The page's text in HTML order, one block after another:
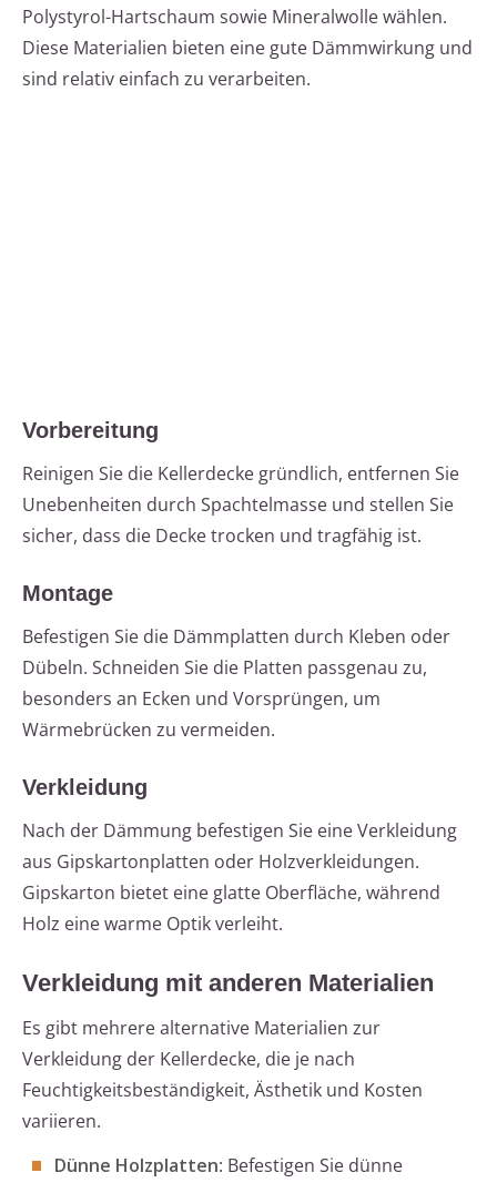
Polystyrol-Hartschaum sowie Mineralwolle wählen.
Diese Materialien bieten eine gute Dämmwirkung und
sind relativ einfach zu verarbeiten.
Vorbereitung
Reinigen Sie die Kellerdecke gründlich, entfernen Sie
Unebenheiten durch Spachtelmasse und stellen Sie
sicher, dass die Decke trocken und tragfähig ist.
Montage
Befestigen Sie die Dämmplatten durch Kleben oder
Dübeln. Schneiden Sie die Platten passgenau zu,
besonders an Ecken und Vorsprüngen, um
Wärmebrücken zu vermeiden.
Verkleidung
Nach der Dämmung befestigen Sie eine Verkleidung
aus Gipskartonplatten oder Holzverkleidungen.
Gipskarton bietet eine glatte Oberfläche, während
Holz eine warme Optik verleiht.
Verkleidung mit anderen Materialien
Es gibt mehrere alternative Materialien zur
Verkleidung der Kellerdecke, die je nach
Feuchtigkeitsbeständigkeit, Ästhetik und Kosten
variieren.
Dünne Holzplatten: Befestigen Sie dünne